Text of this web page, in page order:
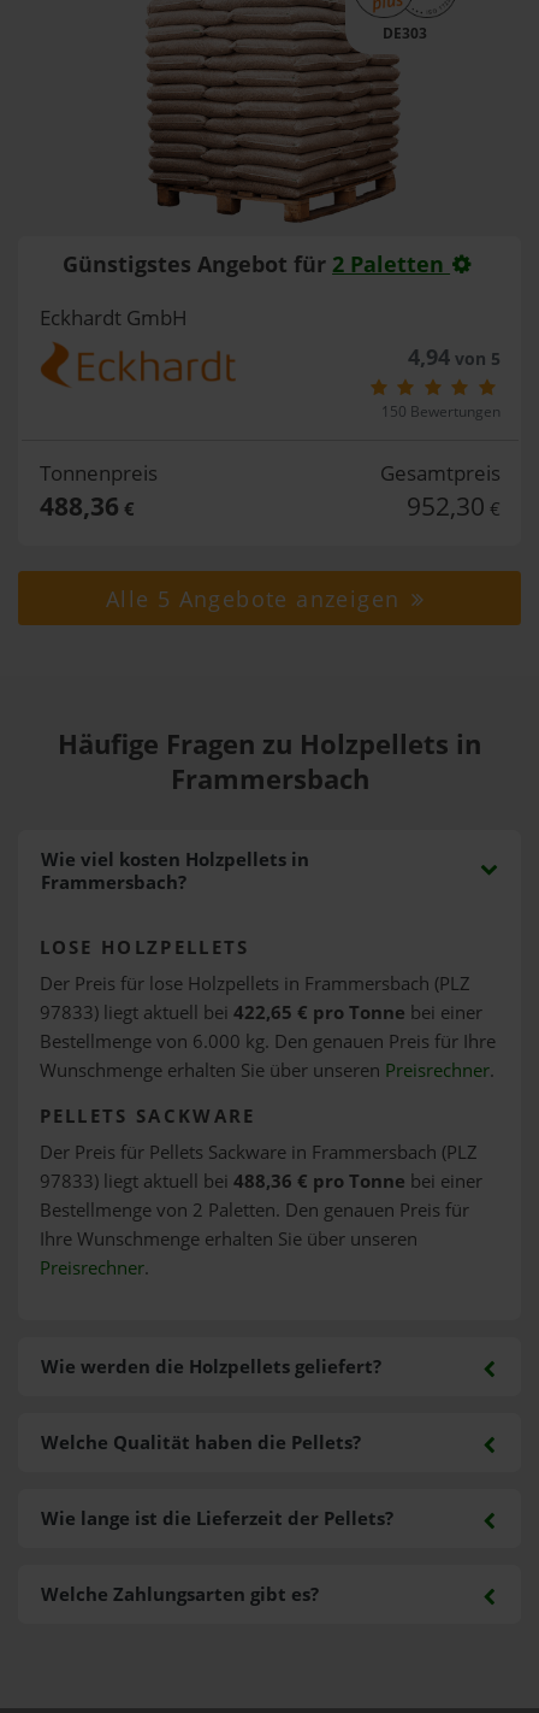
DE303
Günstigstes Angebot für 2 Paletten
Eckhardt GmbH
4,94von 5
150 Bewertungen
Tonnenpreis
488,36 €
Gesamtpreis
952,30 €
Alle 5 Angebote anzeigen
Häufige Fragen zu Holzpellets in
Frammersbach
Wie viel kosten Holzpellets in
Frammersbach?
LOSE HOLZPELLETS
Der Preis für lose Holzpellets in Frammersbach (PLZ
97833) liegt aktuell bei 422,65 € pro Tonne bei einer
Bestellmenge von 6.000 kg. Den genauen Preis für Ihre
Wunschmenge erhalten Sie über unseren Preisrechner.
PELLETS SACKWARE
Der Preis für Pellets Sackware in Frammersbach (PLZ
97833) liegt aktuell bei 488,36 € pro Tonne bei einer
Bestellmenge von 2 Paletten. Den genauen Preis für
Ihre Wunschmenge erhalten Sie über unseren
Preisrechner.
Wie werden die Holzpellets geliefert?
Welche Zahlungsarten gibt es?
Welche Qualität haben die Pellets?
Wie lange ist die Lieferzeit der Pellets?